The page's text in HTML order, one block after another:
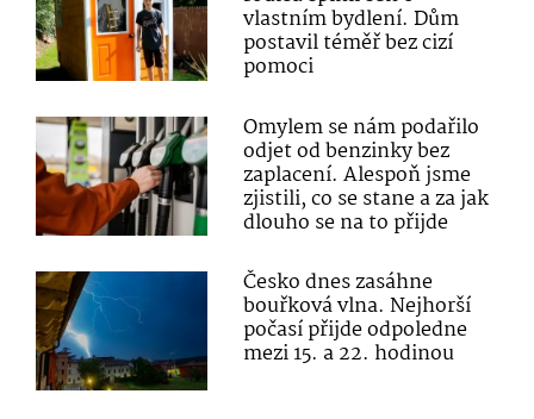
vlastním bydlení. Dům
postavil téměř bez cizí
pomoci
Omylem se nám podařilo
odjet od benzinky bez
zaplacení. Alespoň jsme
zjistili, co se stane a za jak
dlouho se na to přijde
Česko dnes zasáhne
bouřková vlna. Nejhorší
počasí přijde odpoledne
mezi 15. a 22. hodinou